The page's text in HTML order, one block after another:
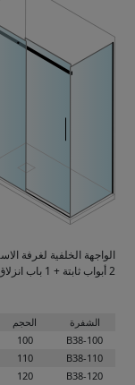
الواجهة الخلفية لغرفة
2 أبواب ثابتة + 1 باب انزلاق
الشفرة الحجم
B38-100
100
B38-110
110
B38-120
120